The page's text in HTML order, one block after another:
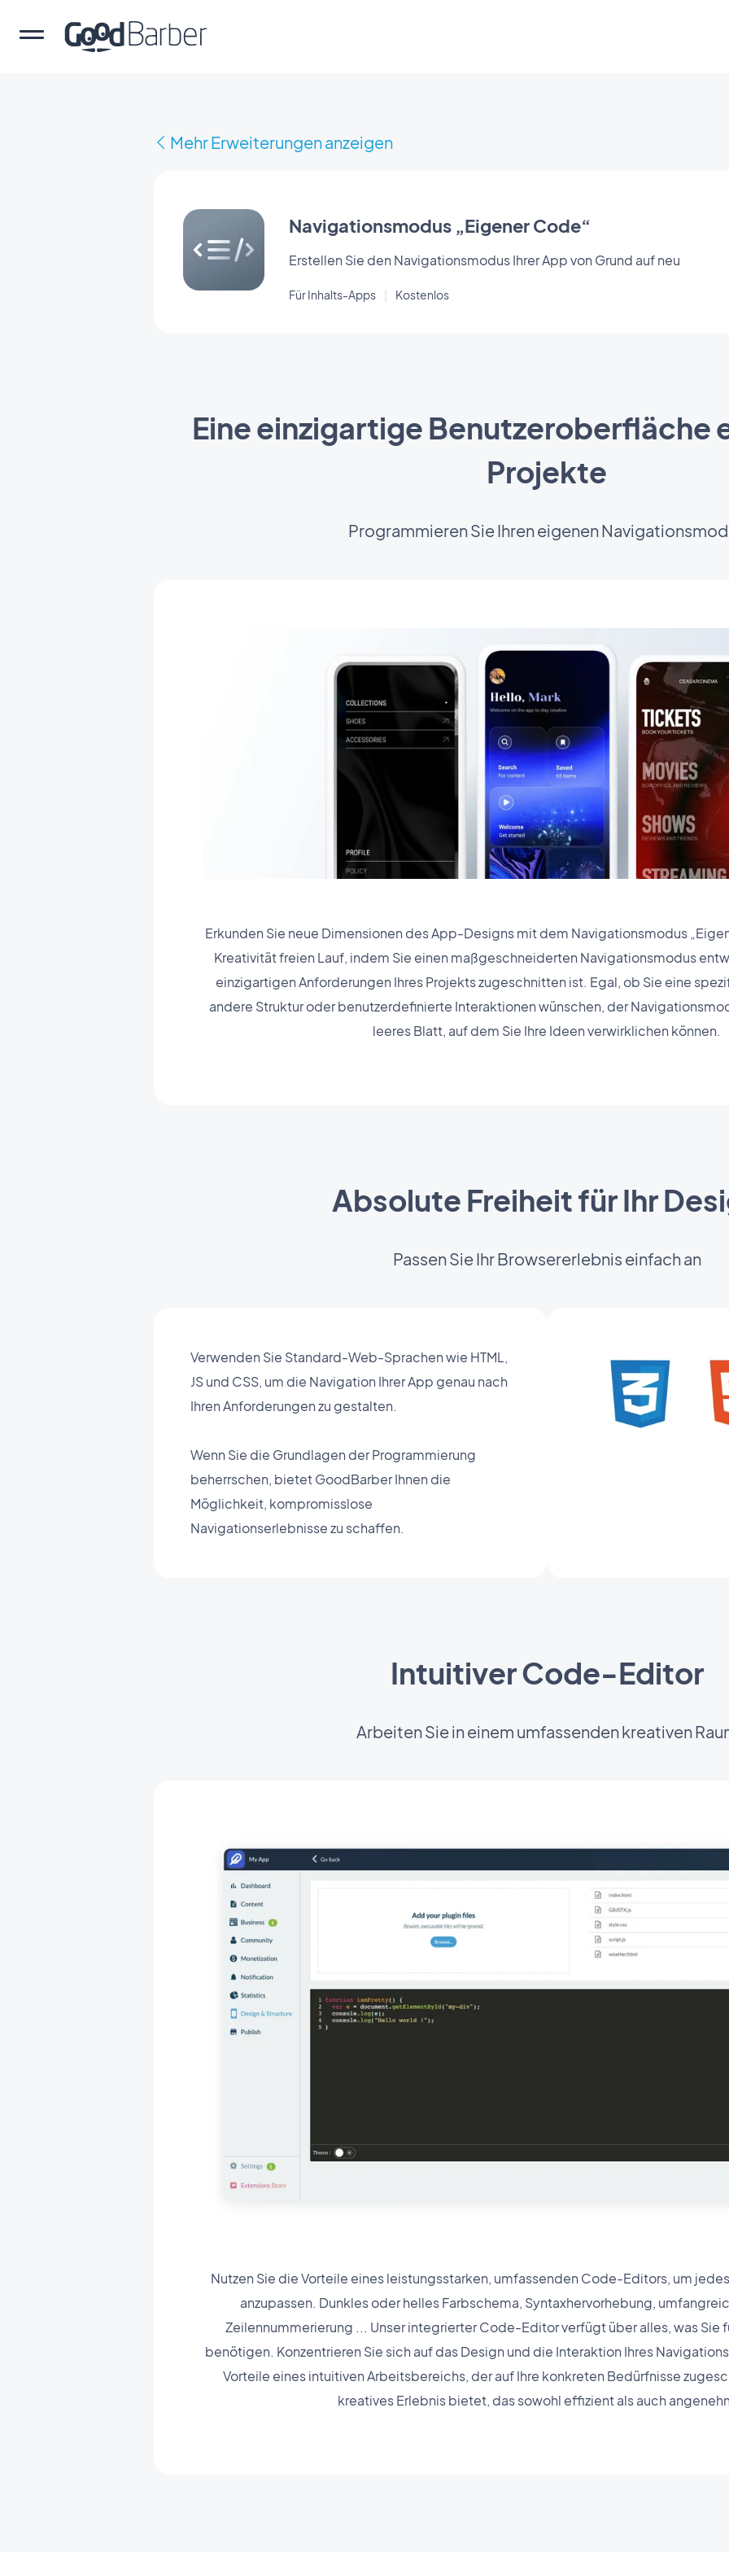
Mehr Erweiterungen anzeigen
Navigationsmodus „Eigener Code“
Erstellen Sie den Navigationsmodus Ihrer App von Grund auf neu
Für Inhalts-Apps Kostenlos
Eine einzigartige Benutzeroberfläche
Projekte
Programmieren Sie Ihren eigenen
Erkunden Sie neue Dimensionen des App-Designs mit dem Navigationsmodus
Kreativität freien Lauf, indem Sie einen maßgeschneiderten Navigationsmodus
einzigartigen Anforderungen Ihres Projekts zugeschnitten ist. Egal, ob Sie eine
andere Struktur oder benutzerdefinierte Interaktionen wünschen, der
leeres Blatt, auf dem Sie Ihre Ideen verwirklichen können.
Absolute Freiheit für Ihr
Passen Sie Ihr Browsererlebnis einfach an
Verwenden Sie Standard-Web-Sprachen wie HTML,
JS und CSS, um die Navigation Ihrer App genau nach
Ihren Anforderungen zu gestalten.
Wenn Sie die Grundlagen der Programmierung
beherrschen, bietet GoodBarber Ihnen die
Möglichkeit, kompromisslose
Navigationserlebnisse zu schaffen.
Intuitiver Code-Editor
Arbeiten Sie in einem umfassenden kreativen
Nutzen Sie die Vorteile eines leistungsstarken, umfassenden Code-Editors, um
anzupassen. Dunkles oder helles Farbschema, Syntaxhervorhebung,
Zeilennummerierung ... Unser integrierter Code-Editor verfügt über alles, was Sie
benötigen. Konzentrieren Sie sich auf das Design und die Interaktion Ihres
Vorteile eines intuitiven Arbeitsbereichs, der auf Ihre konkreten Bedürfnisse
kreatives Erlebnis bietet, das sowohl effizient als auch